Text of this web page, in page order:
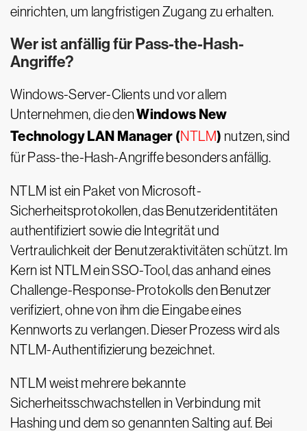
einrichten, um langfristigen Zugang zu erhalten.
Wer ist anfällig für Pass-the-Hash-
Angriffe?
Windows-Server-Clients und vor allem
Unternehmen, die denWindows New
Technology LAN Manager (NTLM) nutzen, sind
für Pass-the-Hash-Angriffe besonders anfällig.
NTLM ist ein Paket von Microsoft-
Sicherheitsprotokollen, das Benutzeridentitäten
authentifiziert sowie die Integrität und
Vertraulichkeit der Benutzeraktivitäten schützt. Im
Kern ist NTLM ein SSO-Tool, das anhand eines
Challenge-Response-Protokolls den Benutzer
verifiziert, ohne von ihm die Eingabe eines
Kennworts zu verlangen. Dieser Prozess wird als
NTLM-Authentifizierung bezeichnet.
NTLM weist mehrere bekannte
Sicherheitsschwachstellen in Verbindung mit
Hashing und dem so genannten Salting auf. Bei